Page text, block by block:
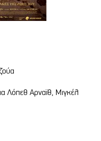
Λόπεθ Αρναϊθ, Μιγκέλ